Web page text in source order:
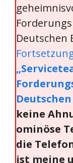
Deutschen
keine
ominöse
die
ist meine